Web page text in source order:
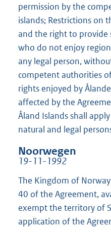
permission by the
islands; Restrictions on
and the right to provide
who do not enjoy
any legal person,
competent authorities
rights enjoyed by
affected by the
Åland Islands shall
natural and legal
Noorwegen
19-11-1992
The Kingdom of
40 of the Agreement,
exempt the territory of
application of the